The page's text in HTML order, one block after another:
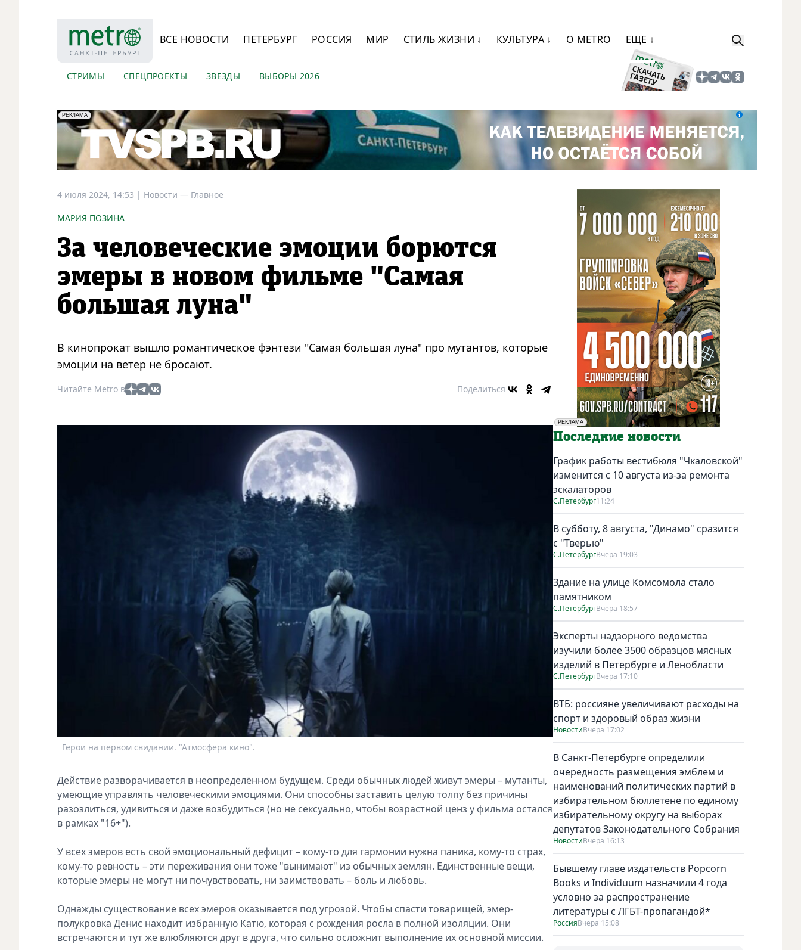
ВСЕ НОВОСТИ ПЕТЕРБУРГ РОССИЯ МИР СТИЛЬ ЖИЗНИ ↓ КУЛЬТУРА ↓ О METRO ЕЩЕ ↓
СТРИМЫ СПЕЦПРОЕКТЫ ЗВЕЗДЫ ВЫБОРЫ 2026
erid: LdtCK5Efv
РЕКЛАМА
АО "ГАТР", ИНН: 7841320717
4 июля 2024, 14:53 | Новости — Главное
МАРИЯ ПОЗИНА
За человеческие эмоции борются
эмеры в новом фильме "Самая
большая луна"
В кинопрокат вышло романтическое фэнтези "Самая большая луна" про мутантов, которые
эмоции на ветер не бросают.
Читайте Metro в Поделиться
Герои на первом свидании. "Атмосфера кино".
Действие разворачивается в неопределённом будущем. Среди обычных людей живут эмеры – мутанты,
умеющие управлять человеческими эмоциями. Они способны заставить целую толпу без причины
разозлиться, удивиться и даже возбудиться (но не сексуально, чтобы возрастной ценз у фильма остался
в рамках "16+").
У всех эмеров есть свой эмоциональный дефицит – кому-то для гармонии нужна паника, кому-то страх,
кому-то ревность – эти переживания они тоже "вынимают" из обычных землян. Единственные вещи,
которые эмеры не могут ни почувствовать, ни заимствовать – боль и любовь.
Однажды существование всех эмеров оказывается под угрозой. Чтобы спасти товарищей, эмер-
полукровка Денис находит избранную Катю, которая с рождения росла в полной изоляции. Они
встречаются и тут же влюбляются друг в друга, что сильно осложнит выполнение их основной миссии.
РЕКЛАМА
Социальная реклама
Последние новости
График работы вестибюля "Чкаловской"
изменится с 10 августа из-за ремонта
эскалаторов
С.Петербург11:24
В субботу, 8 августа, "Динамо" сразится
с "Тверью"
С.ПетербургВчера 19:03
Здание на улице Комсомола стало
памятником
С.ПетербургВчера 18:57
Эксперты надзорного ведомства
изучили более 3500 образцов мясных
изделий в Петербурге и Ленобласти
С.ПетербургВчера 17:10
ВТБ: россияне увеличивают расходы на
спорт и здоровый образ жизни
НовостиВчера 17:02
В Санкт-Петербурге определили
очередность размещения эмблем и
наименований политических партий в
избирательном бюллетене по единому
избирательному округу на выборах
депутатов Законодательного Собрания
НовостиВчера 16:13
Бывшему главе издательств Popcorn
Books и Individuum назначили 4 года
условно за распространение
литературы с ЛГБТ-пропагандой*
РоссияВчера 15:08